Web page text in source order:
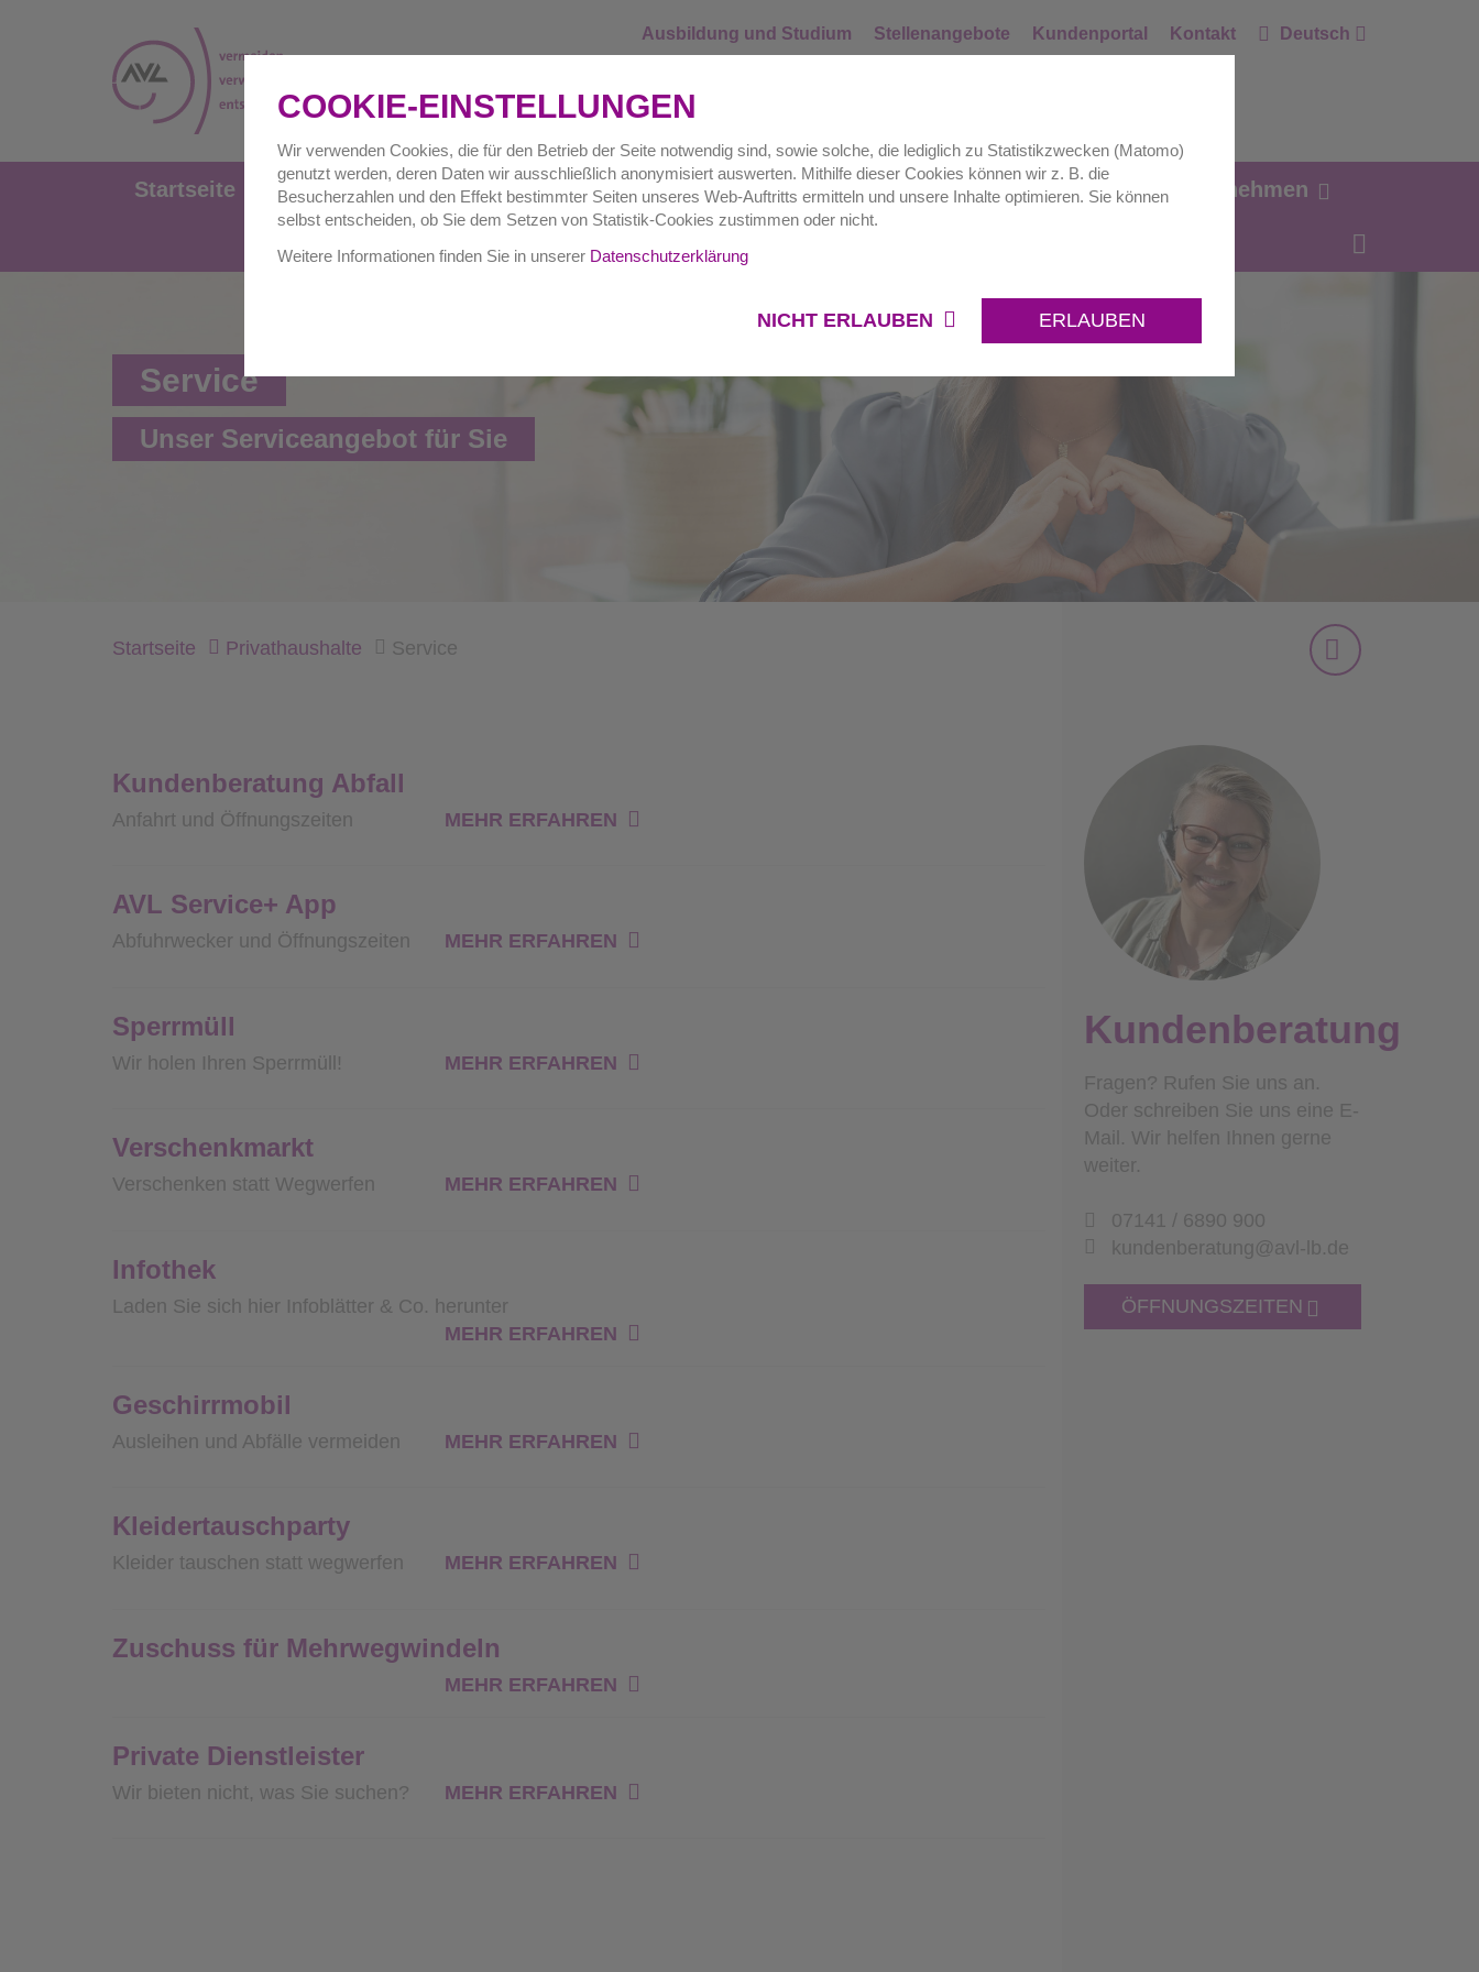
COOKIE-EINSTELLUNGEN
Wir verwenden Cookies, die für den Betrieb der Seite notwendig sind, sowie solche, die lediglich zu Statistikzwecken (Matomo)
genutzt werden, deren Daten wir ausschließlich anonymisiert auswerten. Mithilfe dieser Cookies können wir z. B. die
Besucherzahlen und den Effekt bestimmter Seiten unseres Web-Auftritts ermitteln und unsere Inhalte optimieren. Sie können
selbst entscheiden, ob Sie dem Setzen von Statistik-Cookies zustimmen oder nicht.
Weitere Informationen finden Sie in unserer Datenschutzerklärung
NICHT ERLAUBEN ERLAUBEN
Ausbildung und Studium Stellenangebote Kundenportal Kontakt Deutsch
Startseite Privathaushalte Hausverwaltungen Gewerbe Auftrag Zukunft. Unternehmen
Service
Unser Serviceangebot für Sie
Startseite Privathaushalte Service
Kundenberatung Abfall
Anfahrt und Öffnungszeiten MEHR ERFAHREN
AVL Service+ App
Abfuhrwecker und Öffnungszeiten MEHR ERFAHREN
Sperrmüll
Wir holen Ihren Sperrmüll! MEHR ERFAHREN
Verschenkmarkt
Verschenken statt Wegwerfen MEHR ERFAHREN
Infothek
Laden Sie sich hier Infoblätter & Co. herunter
MEHR ERFAHREN
Geschirrmobil
Ausleihen und Abfälle vermeiden MEHR ERFAHREN
Kleidertauschparty
Kleider tauschen statt wegwerfen MEHR ERFAHREN
Zuschuss für Mehrwegwindeln
MEHR ERFAHREN
Private Dienstleister
Wir bieten nicht, was Sie suchen? MEHR ERFAHREN
Kundenberatung
Fragen? Rufen Sie uns an.
Oder schreiben Sie uns eine E-
Mail. Wir helfen Ihnen gerne
weiter.
07141 / 6890 900
kundenberatung@avl-lb.de
ÖFFNUNGSZEITEN